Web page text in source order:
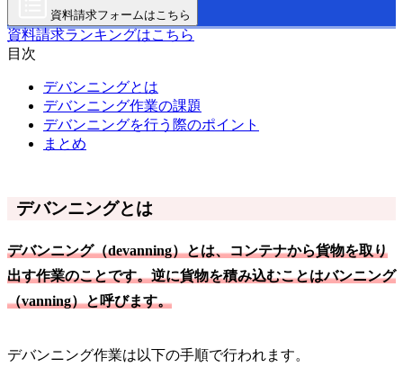
資料請求フォームはこちら
資料請求ランキングはこちら
目次
デバンニングとは
デバンニング作業の課題
デバンニングを行う際のポイント
まとめ
デバンニングとは
デバンニング（devanning）とは、コンテナから貨物を取り
出す作業のことです。逆に貨物を積み込むことはバンニング
（vanning）と呼びます。
デバンニング作業は以下の手順で行われます。